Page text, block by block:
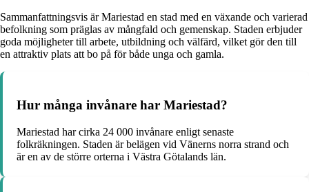
Sammanfattningsvis är Mariestad en stad med en växande och varierad
befolkning som präglas av mångfald och gemenskap. Staden erbjuder
goda möjligheter till arbete, utbildning och välfärd, vilket gör den till
en attraktiv plats att bo på för både unga och gamla.
Hur många invånare har Mariestad?
Mariestad har cirka 24 000 invånare enligt senaste
folkräkningen. Staden är belägen vid Vänerns norra strand och
är en av de större orterna i Västra Götalands län.